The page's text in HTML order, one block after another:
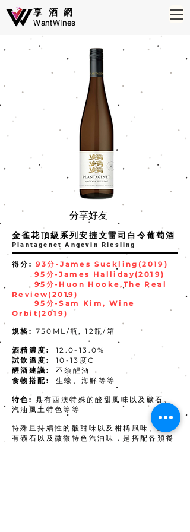
享酒網
WantWines
分享好友
​金雀花頂級系列安捷文雷司白令葡萄酒
Plantagenet Angevin Riesling
得分: 93分-James Suckling(2019)
95分-James Halliday(2019)
95分-Huon Hooke,The Real
Review(2019)
95分-Sam Kim, Wine
Orbit(2019)
規格: 750ML/瓶, 12瓶/箱
酒精濃度: 12.0-13.0%
試飲溫度: 10-13度C
醒酒建議:
不須醒酒
食物搭配:
生蠔、海鮮等等
特色: 具有西澳特殊的酸甜風味以及礦石、
汽油風土特色等等
特殊且持續性的酸甜味以及柑橘風味、並帶
有礦石以及微微特色汽油味，是搭配各類餐